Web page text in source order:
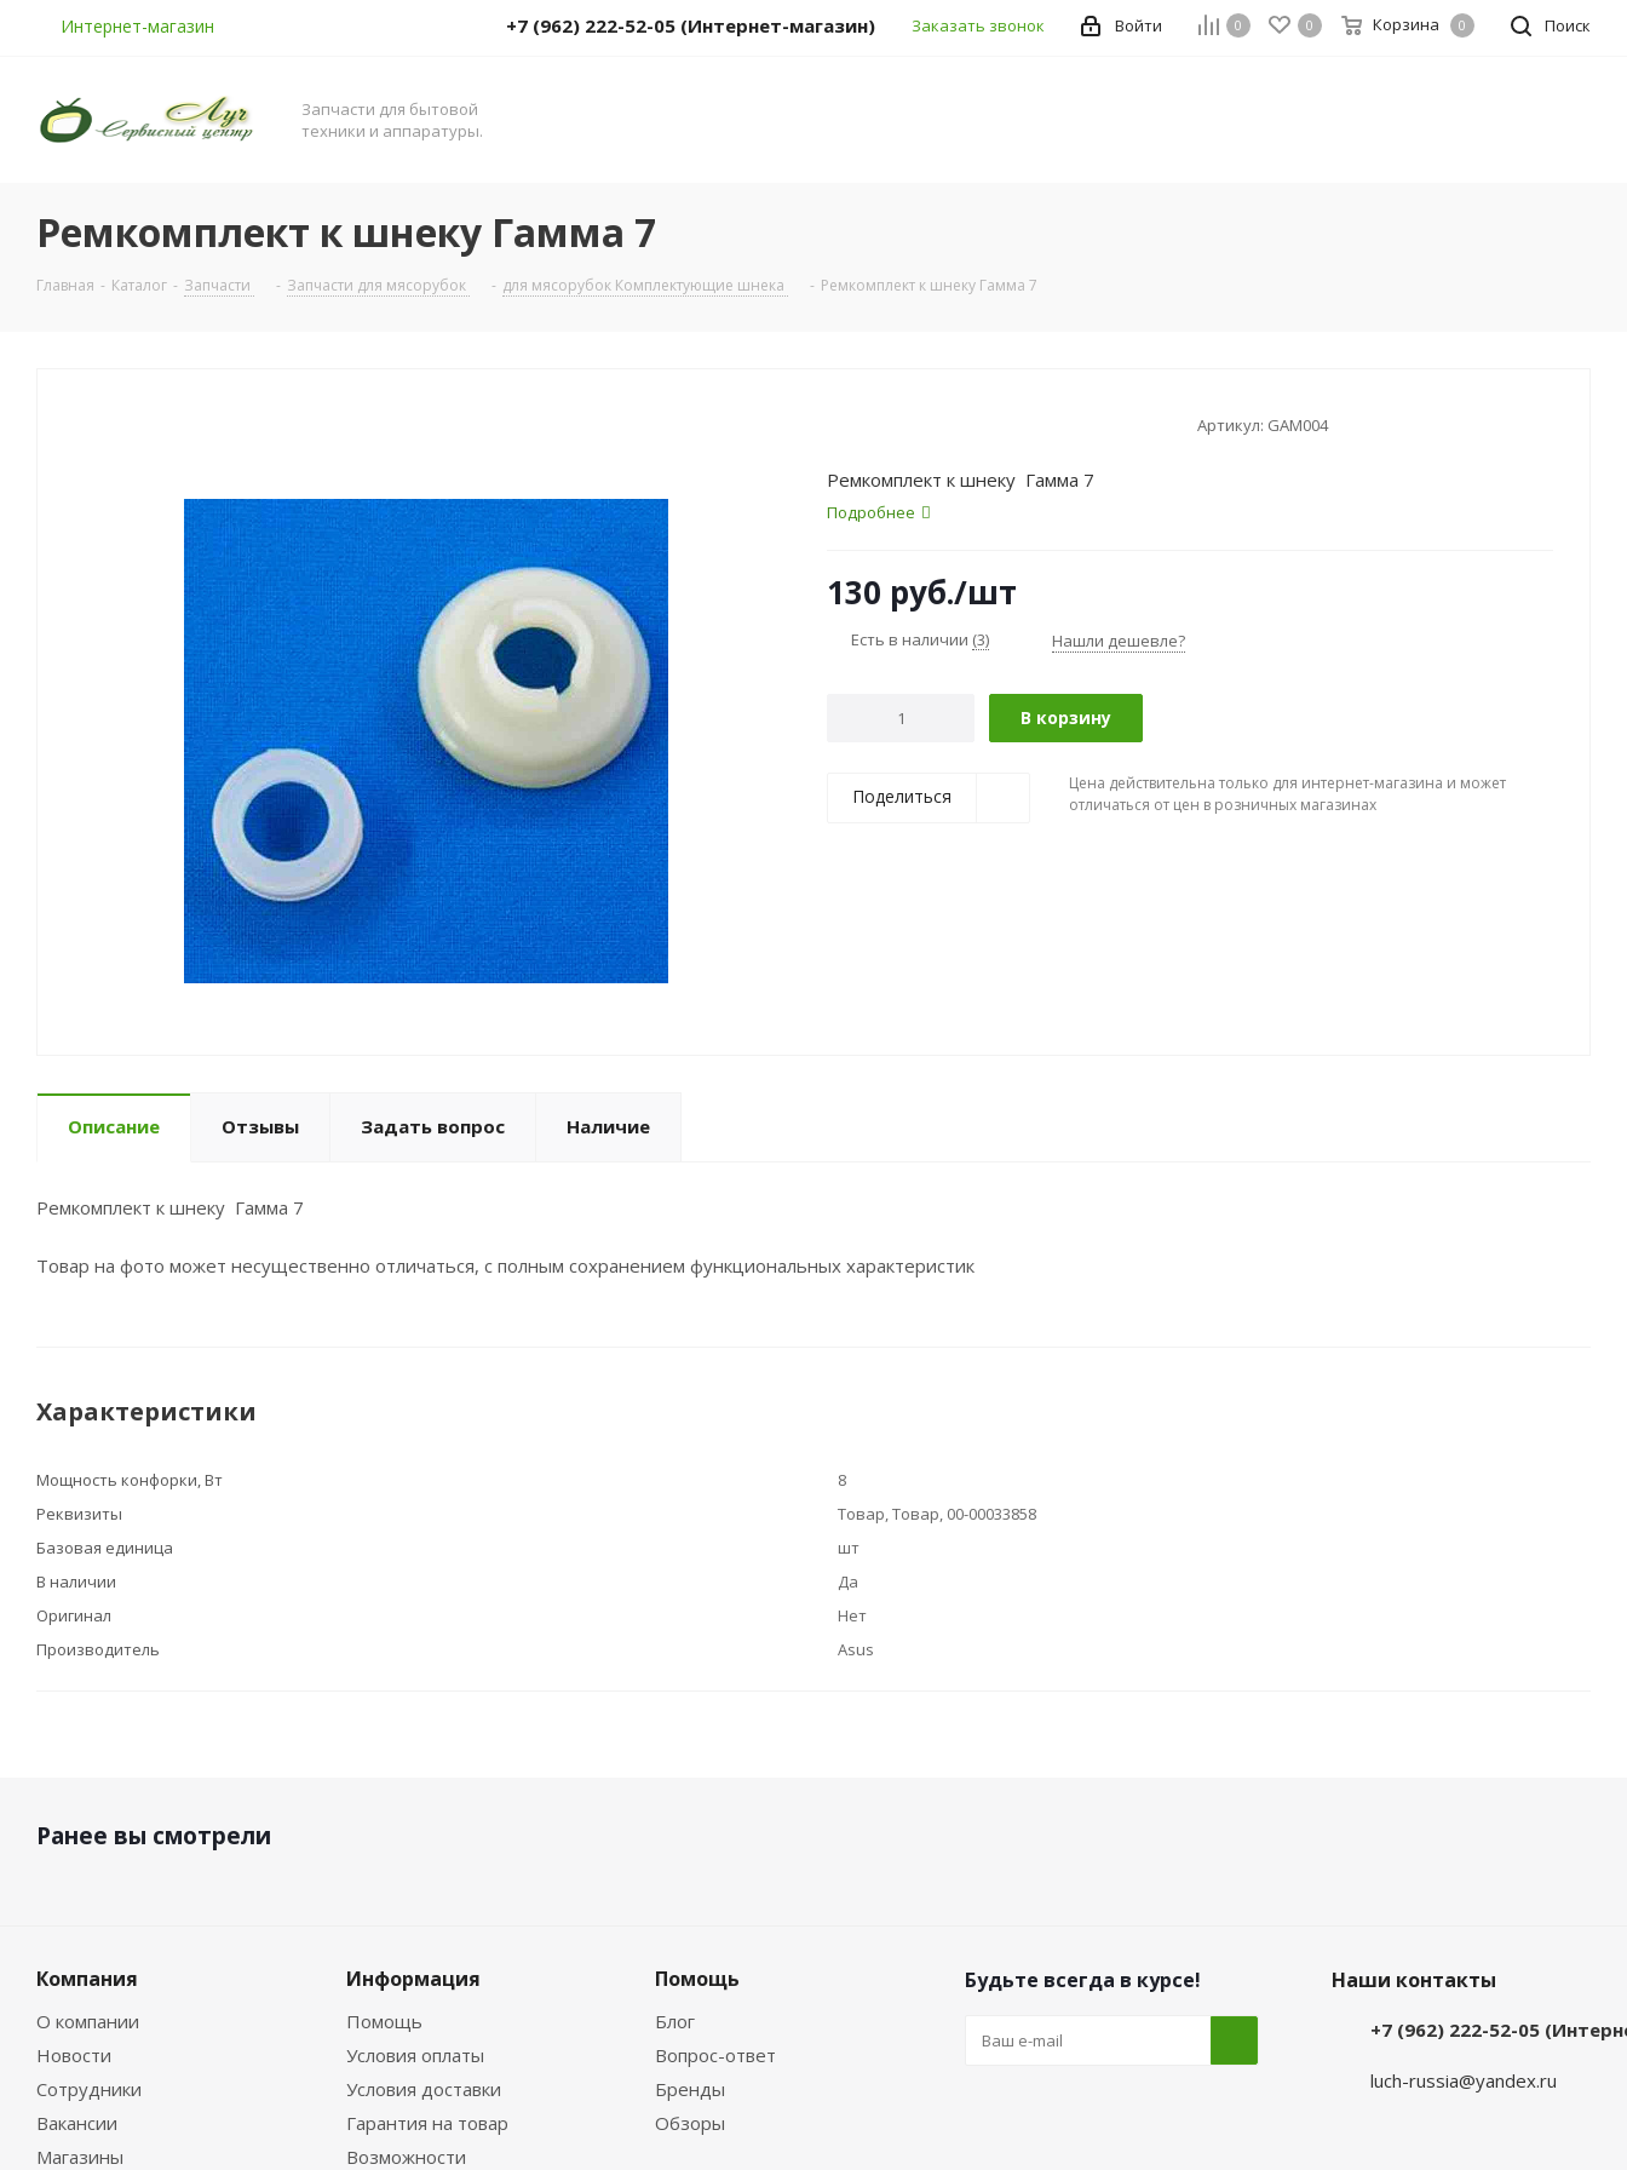
Интернет-магазин Поиск
0 0 Корзина 0
Войти
+7 (962) 222-52-05 (Интернет-магазин) Заказать звонок
Запчасти для бытовой
техники и аппаратуры.
Ремкомплект к шнеку Гамма 7
Главная - Каталог - Запчасти - Запчасти для мясорубок - для мясорубок Комплектующие шнека - Ремкомплект к шнеку Гамма 7
Артикул: GAM004
Ремкомплект к шнеку Гамма 7
Подробнее
130 руб./шт
Есть в наличии (3) Нашли дешевле?
В корзину
Поделиться
Цена действительна только для интернет-магазина и может
отличаться от цен в розничных магазинах
Описание Отзывы Задать вопрос Наличие
Ремкомплект к шнеку Гамма 7
Товар на фото может несущественно отличаться, с полным сохранением функциональных характеристик
Характеристики
Мощность конфорки, Вт
8
Реквизиты
Товар, Товар, 00-00033858
Базовая единица
шт
В наличии
Да
Оригинал
Нет
Производитель
Asus
Ранее вы смотрели
Компания
О компании
Новости
Сотрудники
Вакансии
Магазины
Информация
Помощь
Условия оплаты
Условия доставки
Гарантия на товар
Возможности
Помощь
Блог
Вопрос-ответ
Бренды
Обзоры
Будьте всегда в курсе! Наши контакты
+7 (962) 222-52-05
luch-russia@yandex.ru